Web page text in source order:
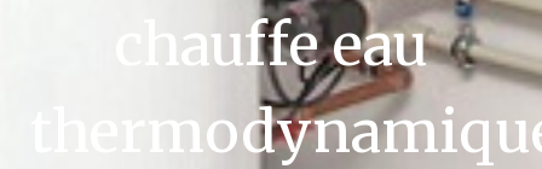
chauffe eau